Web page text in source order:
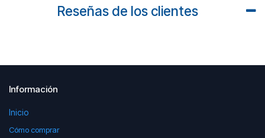
Reseñas de los clientes
Información
Inicio
Cómo comprar